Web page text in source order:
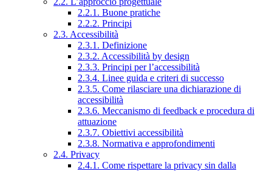
2.2.1. Buone pratiche
2.2.2. Principi
2.3. Accessibilità
2.3.1. Definizione
2.3.2. Accessibilità by design
2.3.3. Principi per l’accessibilità
2.3.4. Linee guida e criteri di successo
2.3.5. Come rilasciare una dichiarazione di
accessibilità
2.3.6. Meccanismo di feedback e procedura di
attuazione
2.3.7. Obiettivi accessibilità
2.3.8. Normativa e approfondimenti
2.4. Privacy
2.4.1. Come rispettare la privacy sin dalla